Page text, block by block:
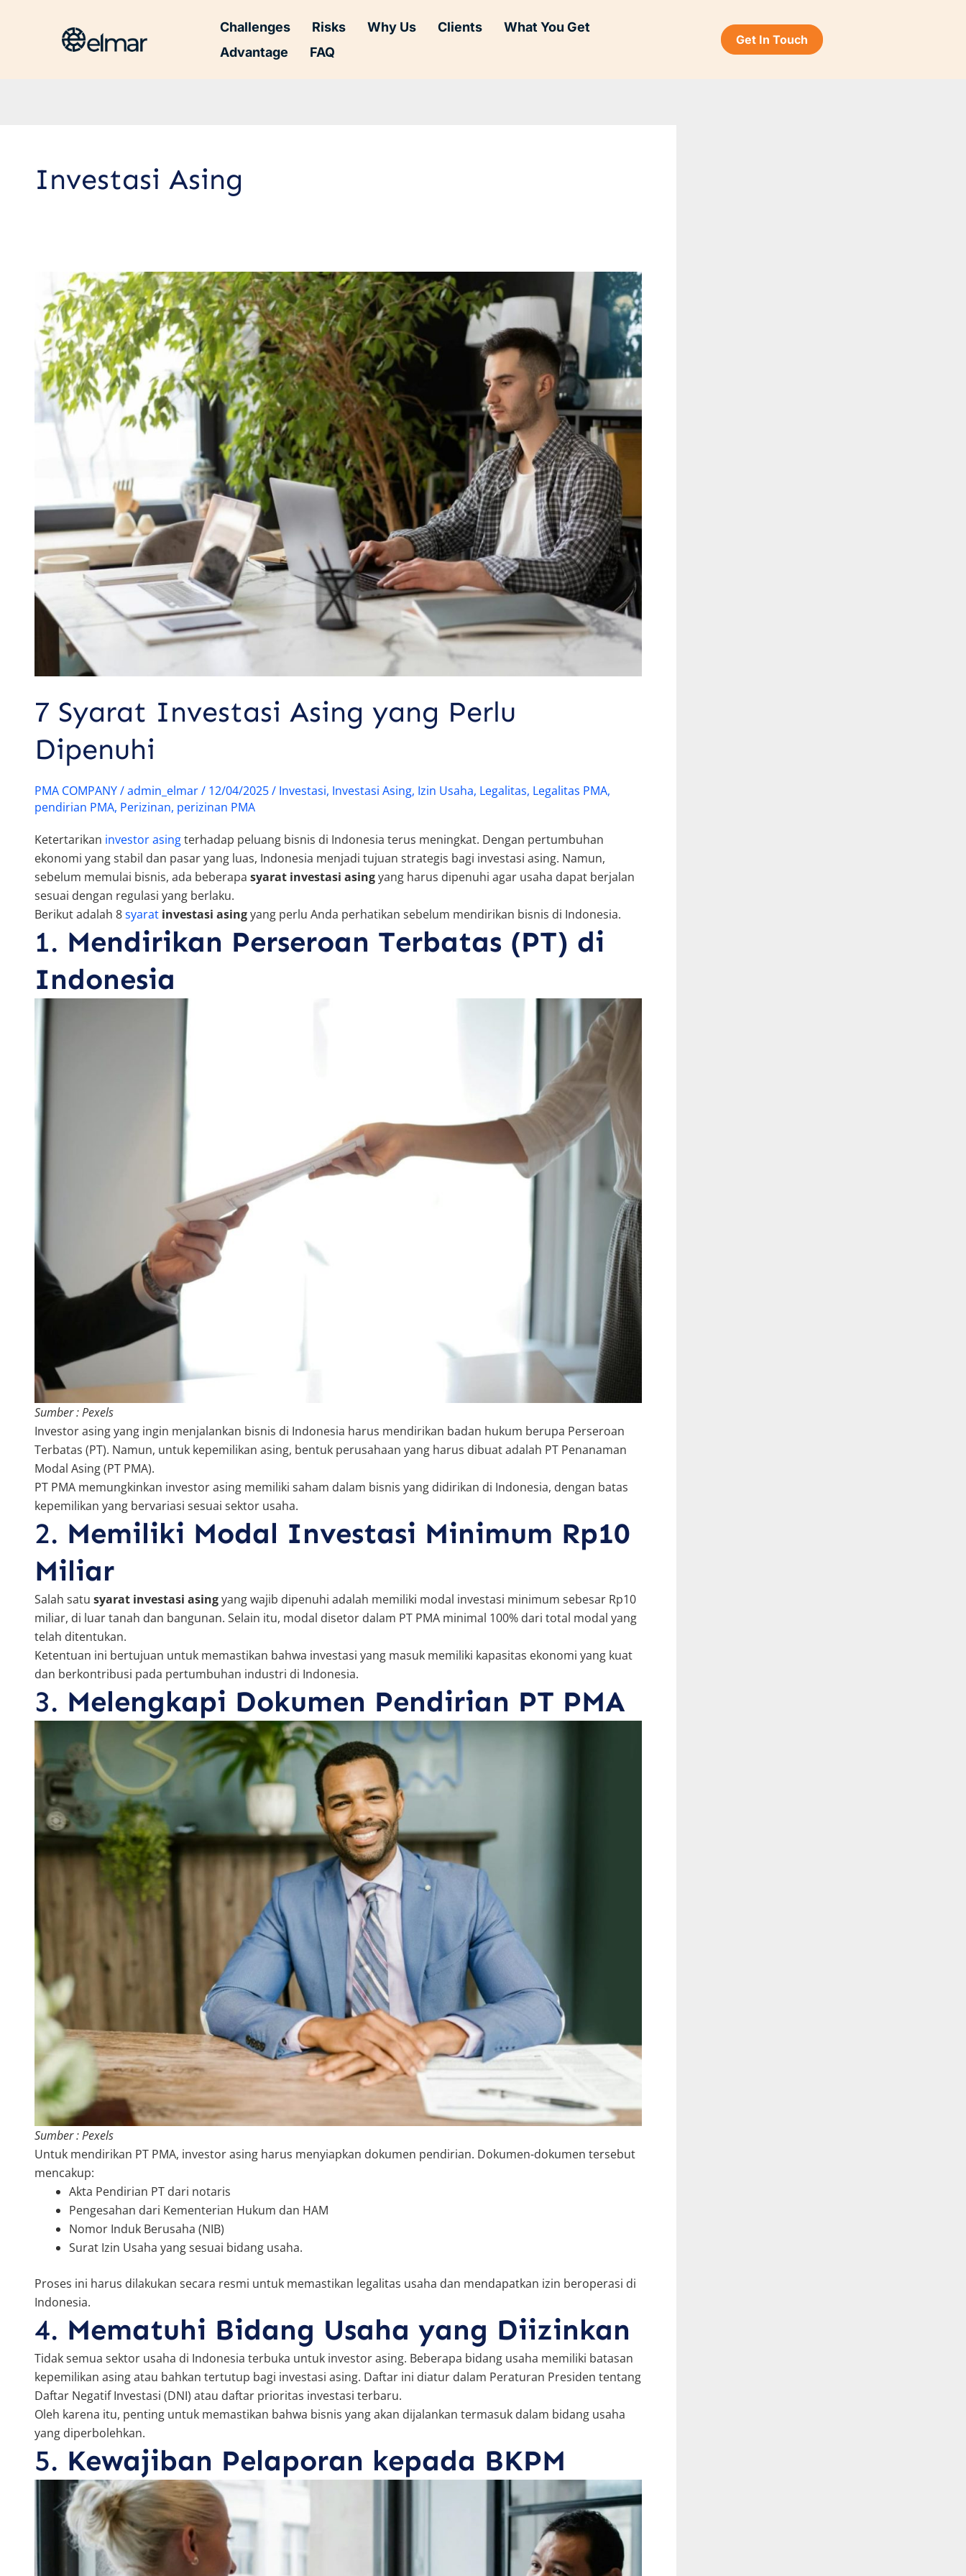
Challenges Risks Why Us Clients
What You Get
Advantage
FAQ
Get In Touch
Investasi Asing
7 Syarat Investasi Asing yang Perlu
Dipenuhi
PMA COMPANY/admin_elmar/ 12/04/2025/ Investasi, Investasi Asing, Izin Usaha, Legalitas, Legalitas PMA,
pendirian PMA, Perizinan, perizinan PMA
Ketertarikan investor asingterhadap peluang bisnis di Indonesia terus meningkat. Dengan pertumbuhan
ekonomi yang stabil dan pasar yang luas, Indonesia menjadi tujuan strategis bagi investasi asing. Namun,
sebelum memulai bisnis, ada beberapa syarat investasi asingyang harus dipenuhi agar usaha dapat berjalan
sesuai dengan regulasi yang berlaku.
Berikut adalah 8syarat investasi asingyang perlu Anda perhatikan sebelum mendirikan bisnis di Indonesia.
1. Mendirikan Perseroan Terbatas (PT) di
Indonesia
Sumber : Pexels
Investor asing yang ingin menjalankan bisnis di Indonesia harus mendirikan badan hukum berupa Perseroan
Terbatas (PT). Namun, untuk kepemilikan asing, bentuk perusahaan yang harus dibuat adalah PT Penanaman
Modal Asing (PT PMA).
PT PMA memungkinkan investor asing memiliki saham dalam bisnis yang didirikan di Indonesia, dengan batas
kepemilikan yang bervariasi sesuai sektor usaha.
2. Memiliki Modal Investasi Minimum Rp10
Miliar
Salah satu syarat investasi asingyang wajib dipenuhi adalah memiliki modal investasi minimum sebesar Rp10
miliar, di luar tanah dan bangunan. Selain itu, modal disetor dalam PT PMA minimal 100% dari total modal yang
telah ditentukan.
Ketentuan ini bertujuan untuk memastikan bahwa investasi yang masuk memiliki kapasitas ekonomi yang kuat
dan berkontribusi pada pertumbuhan industri di Indonesia.
3. Melengkapi Dokumen Pendirian PT PMA
Sumber : Pexels
Untuk mendirikan PT PMA, investor asing harus menyiapkan dokumen pendirian. Dokumen-dokumen tersebut
mencakup:
Akta Pendirian PT dari notaris
Pengesahan dari Kementerian Hukum dan HAM
Nomor Induk Berusaha (NIB)
Surat Izin Usaha yang sesuai bidang usaha.
Proses ini harus dilakukan secara resmi untuk memastikan legalitas usaha dan mendapatkan izin beroperasi di
Indonesia.
4. Mematuhi Bidang Usaha yang Diizinkan
Tidak semua sektor usaha di Indonesia terbuka untuk investor asing. Beberapa bidang usaha memiliki batasan
kepemilikan asing atau bahkan tertutup bagi investasi asing. Daftar ini diatur dalam Peraturan Presiden tentang
Daftar Negatif Investasi (DNI) atau daftar prioritas investasi terbaru.
Oleh karena itu, penting untuk memastikan bahwa bisnis yang akan dijalankan termasuk dalam bidang usaha
yang diperbolehkan.
5. Kewajiban Pelaporan kepada BKPM
Syarat
Investasi
Asing
yang
Perlu
Dipenuhi